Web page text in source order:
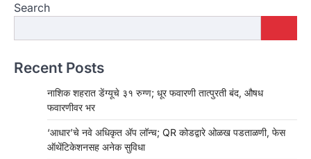
Search
Recent Posts
नाशिक शहरात डेंग्यूचे ३१ रुग्ण; धूर फवारणी तात्पुरती बंद, औषध
फवारणीवर भर
‘आधार’चे नवे अधिकृत ॲप लॉन्च; QR कोडद्वारे ओळख पडताळणी, फेस
ऑथेंटिकेशनसह अनेक सुविधा